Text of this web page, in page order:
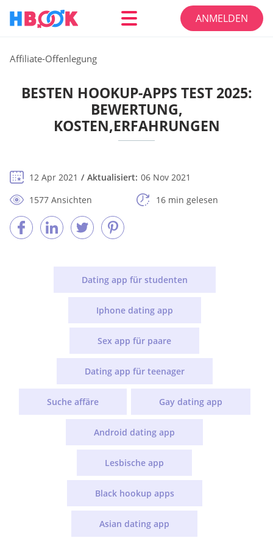
ANMELDEN
Affiliate-Offenlegung
BESTEN HOOKUP-APPS TEST 2025:
BEWERTUNG,
KOSTEN,ERFAHRUNGEN
12 Apr 2021 Aktualisiert: 06 Nov 2021
1577 Ansichten
16 min gelesen
Dating app für studenten
Iphone dating app
Sex app für paare
Dating app für teenager
Suche affäre Gay dating app
Android dating app
Lesbische app
Black hookup apps
Asian dating app